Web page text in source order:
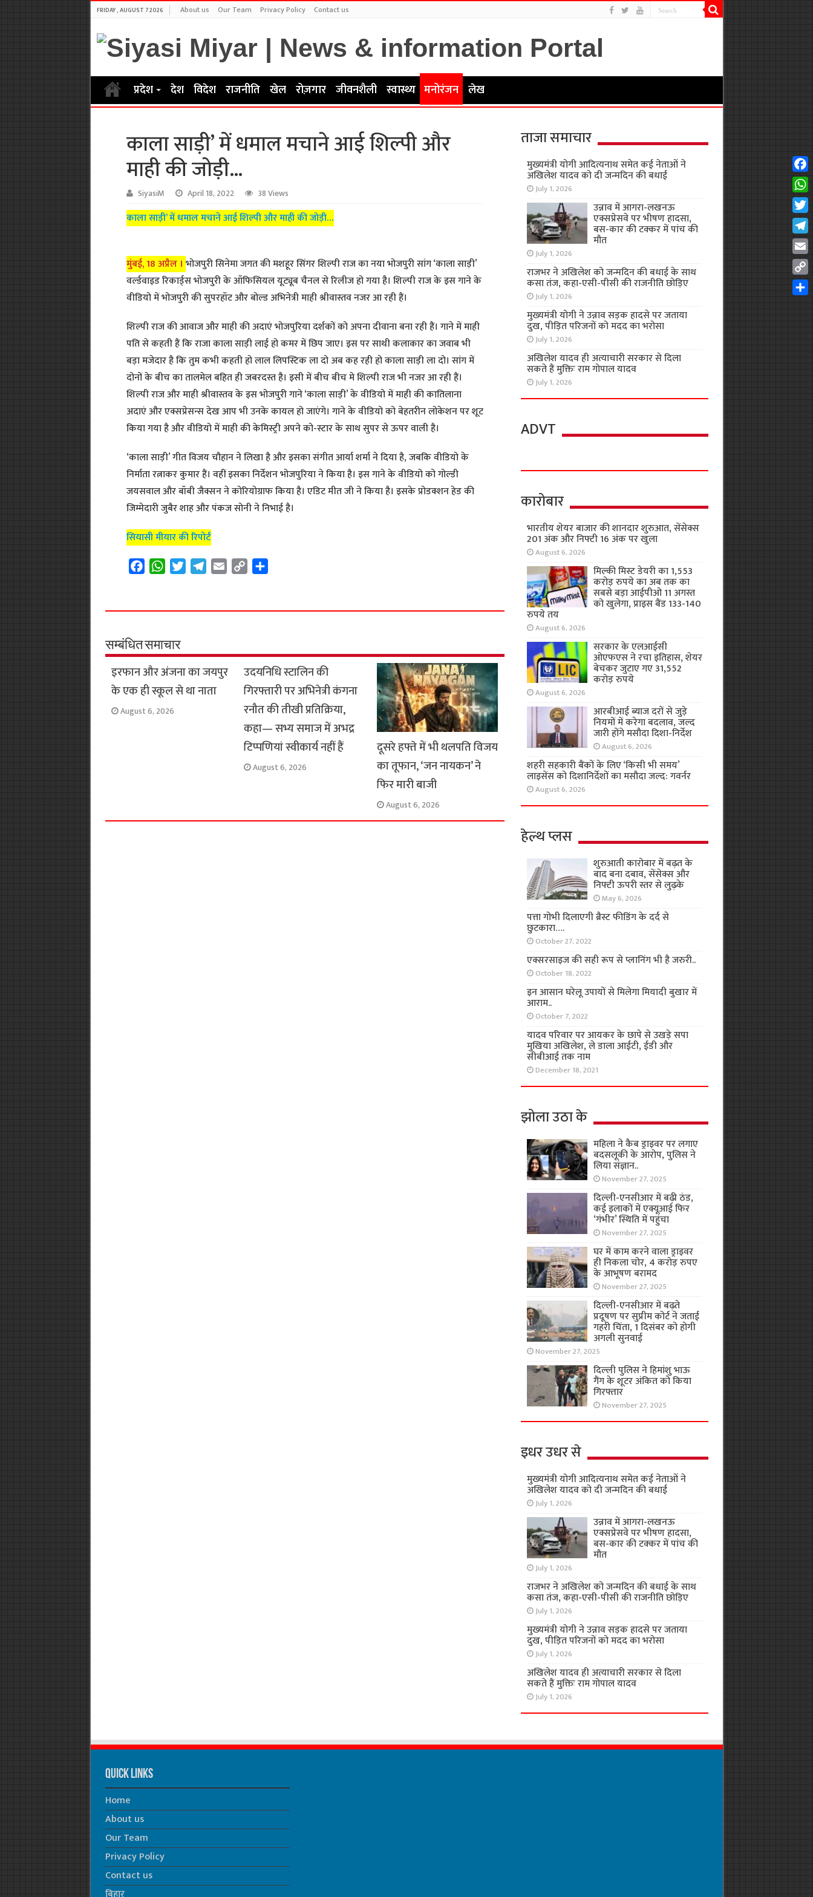
FRIDAY , AUGUST 7 2026 About us Our Team Privacy Policy Contact us
प्रदेश देश विदेश राजनीति खेल रोज़गार जीवनशैली स्वास्थ्य मनोरंजन लेख
काला साड़ी’ में धमाल मचाने आई शिल्पी और
माही की जोड़ी…
SiyasiM April 18, 2022 38 Views
काला साड़ी’ में धमाल मचाने आई शिल्पी और माही की जोड़ी…
मुंबई, 18 अप्रैल । भोजपुरी सिनेमा जगत की मशहूर सिंगर शिल्पी राज का नया भोजपुरी सांग ‘काला साड़ी’
वर्ल्डवाइड रिकार्ड्स भोजपुरी के ऑफिसियल यूट्यूब चैनल से रिलीज हो गया है। शिल्पी राज के इस गाने के
वीडियो में भोजपुरी की सुपरहॉट और बोल्ड अभिनेत्री माही श्रीवास्तव नजर आ रही हैं।
शिल्पी राज की आवाज और माही की अदाएं भोजपुरिया दर्शकों को अपना दीवाना बना रही हैं। गाने में माही
पति से कहती हैं कि राजा काला साड़ी लाई हो कमर में छिप जाए। इस पर साथी कलाकार का जवाब भी
बड़ा मजेदार है कि तुम कभी कहती हो लाल लिपस्टिक ला दो अब कह रही हो काला साड़ी ला दो। सांग में
दोनों के बीच का तालमेल बहित ही जबरदस्त है। इसी में बीच बीच मे शिल्पी राज भी नजर आ रही हैं।
शिल्पी राज और माही श्रीवास्तव के इस भोजपुरी गाने ‘काला साड़ी’ के वीडियो में माही की कातिलाना
अदाएं और एक्सप्रेसन्स देख आप भी उनके कायल हो जाएंगे। गाने के वीडियो को बेहतरीन लोकेशन पर शूट
किया गया है और वीडियो में माही की केमिस्ट्री अपने को-स्टार के साथ सुपर से ऊपर वाली है।
‘काला साड़ी’ गीत विजय चौहान ने लिखा है और इसका संगीत आर्या शर्मा ने दिया है, जबकि वीडियो के
निर्माता रत्नाकर कुमार हैं। वहीं इसका निर्देशन भोजपुरिया ने किया है। इस गाने के वीडियो को गोल्डी
जयसवाल और बॉबी जैक्सन ने कोरियोग्राफ किया है। एडिट मीत जी ने किया है। इसके प्रोडक्शन हेड की
जिम्मेदारी जुबैर शाह और पंकज सोनी ने निभाई है।
सियासी मीयार की रिपोर्ट
e
o
o
k
W
t
A
p
p
t
r
e
a
m
i
y
n
k
r
सम्बंधित समाचार
इरफान और अंजना का जयपुर
के एक ही स्कूल से था नाता
August 6, 2026
उदयनिधि स्टालिन की
गिरफ्तारी पर अभिनेत्री कंगना
रनौत की तीखी प्रतिक्रिया,
कहा— सभ्य समाज में अभद्र
टिप्पणियां स्वीकार्य नहीं हैं
August 6, 2026
दूसरे हफ्ते में भी थलपति विजय
का तूफान, ‘जन नायकन’ ने
फिर मारी बाजी
August 6, 2026
ताजा समाचार
मुख्यमंत्री योगी आदित्यनाथ समेत कई नेताओं ने
अखिलेश यादव को दी जन्मदिन की बधाई
July 1, 2026
उन्नाव में आगरा-लखनऊ
एक्सप्रेसवे पर भीषण हादसा,
बस-कार की टक्कर में पांच की
मौत
July 1, 2026
राजभर ने अखिलेश को जन्मदिन की बधाई के साथ
कसा तंज, कहा-एसी-पीसी की राजनीति छोड़िए
July 1, 2026
मुख्यमंत्री योगी ने उन्नाव सड़क हादसे पर जताया
दुख, पीड़ित परिजनों को मदद का भरोसा
July 1, 2026
अखिलेश यादव ही अत्याचारी सरकार से दिला
सकते हैं मुक्तिः राम गोपाल यादव
July 1, 2026
ADVT
कारोबार
भारतीय शेयर बाजार की शानदार शुरुआत, सेंसेक्स
201 अंक और निफ्टी 16 अंक पर खुला
August 6, 2026
मिल्की मिस्ट डेयरी का 1,553
करोड़ रुपये का अब तक का
सबसे बड़ा आईपीओ 11 अगस्त
को खुलेगा, प्राइस बैंड 133-140
रुपये तय
August 6, 2026
सरकार के एलआईसी
ओएफएस ने रचा इतिहास, शेयर
बेचकर जुटाए गए 31,552
करोड़ रुपये
August 6, 2026
आरबीआई ब्याज दरों से जुड़े
नियमों में करेगा बदलाव, जल्द
जारी होंगे मसौदा दिशा-निर्देश
August 6, 2026
शहरी सहकारी बैंकों के लिए ‘किसी भी समय’
लाइसेंस को दिशानिर्देशों का मसौदा जल्द: गवर्नर
August 6, 2026
हेल्थ प्लस
शुरुआती कारोबार में बढ़त के
बाद बना दबाव, सेंसेक्स और
निफ्टी ऊपरी स्तर से लुढ़के
May 6, 2026
पत्ता गोभी दिलाएगी ब्रैस्ट फीडिंग के दर्द से
छुटकारा….
October 27, 2022
एक्सरसाइज की सही रूप से प्लानिंग भी है जरुरी..
October 18, 2022
इन आसान घरेलू उपायों से मिलेगा मियादी बुखार में
आराम..
October 7, 2022
यादव परिवार पर आयकर के छापे से उखड़े सपा
मुखिया अखिलेश, ले डाला आईटी, ईडी और
सीबीआई तक नाम
December 18, 2021
झोला उठा के
महिला ने कैब ड्राइवर पर लगाए
बदसलूकी के आरोप, पुलिस ने
लिया संज्ञान..
November 27, 2025
दिल्ली-एनसीआर में बढ़ी ठंड,
कई इलाकों में एक्यूआई फिर
‘गंभीर’ स्थिति में पहुंचा
November 27, 2025
घर में काम करने वाला ड्राइवर
ही निकला चोर, 4 करोड़ रुपए
के आभूषण बरामद
November 27, 2025
दिल्ली-एनसीआर में बढ़ते
प्रदूषण पर सुप्रीम कोर्ट ने जताई
गहरी चिंता, 1 दिसंबर को होगी
अगली सुनवाई
November 27, 2025
दिल्ली पुलिस ने हिमांशु भाऊ
गैंग के शूटर अंकित को किया
गिरफ्तार
November 27, 2025
इधर उधर से
मुख्यमंत्री योगी आदित्यनाथ समेत कई नेताओं ने
अखिलेश यादव को दी जन्मदिन की बधाई
July 1, 2026
उन्नाव में आगरा-लखनऊ
एक्सप्रेसवे पर भीषण हादसा,
बस-कार की टक्कर में पांच की
मौत
July 1, 2026
राजभर ने अखिलेश को जन्मदिन की बधाई के साथ
कसा तंज, कहा-एसी-पीसी की राजनीति छोड़िए
July 1, 2026
मुख्यमंत्री योगी ने उन्नाव सड़क हादसे पर जताया
दुख, पीड़ित परिजनों को मदद का भरोसा
July 1, 2026
अखिलेश यादव ही अत्याचारी सरकार से दिला
सकते हैं मुक्तिः राम गोपाल यादव
July 1, 2026
Quick Links
Home
About us
Our Team
Privacy Policy
Contact us
Copy
Link